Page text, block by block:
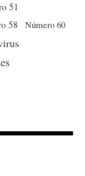
51
58
Número 60